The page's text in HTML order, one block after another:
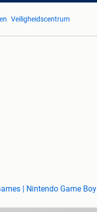
Veiligheidscentrum
| Nintendo Game Boy